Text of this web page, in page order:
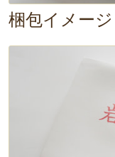
塩焼きにし
ゅ～っと詰
あっさりと
テや風邪
れそうです
梱包イメージ